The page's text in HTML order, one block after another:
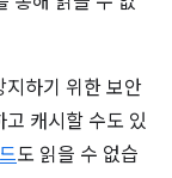
지하기 위한 보안
캐시할 수도 있
도 읽을 수 없습